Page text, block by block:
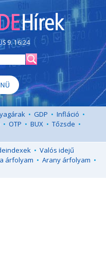
9. 16:24
• GDP • Infláció •
• OTP • BUX • Tőzsde •
• Valós idejű
árfolyam • Arany árfolyam •